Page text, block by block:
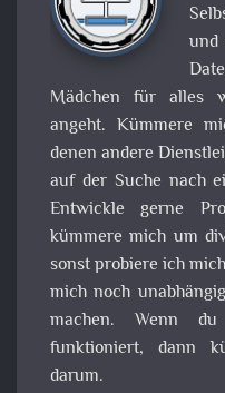
Mädchen für alles
angeht. Kümmere
denen andere
auf der Suche nach
Entwickle gerne
kümmere mich um
sonst probiere ich
mich noch
machen. Wenn
funktioniert, dann
darum.